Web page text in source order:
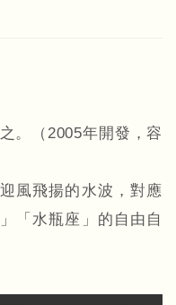
。（2005年開發，容
風飛揚的水波，對應
「水瓶座」的自由自